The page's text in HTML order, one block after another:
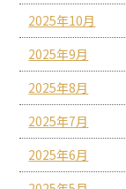
2025年10月
2025年9月
2025年8月
2025年7月
2025年6月